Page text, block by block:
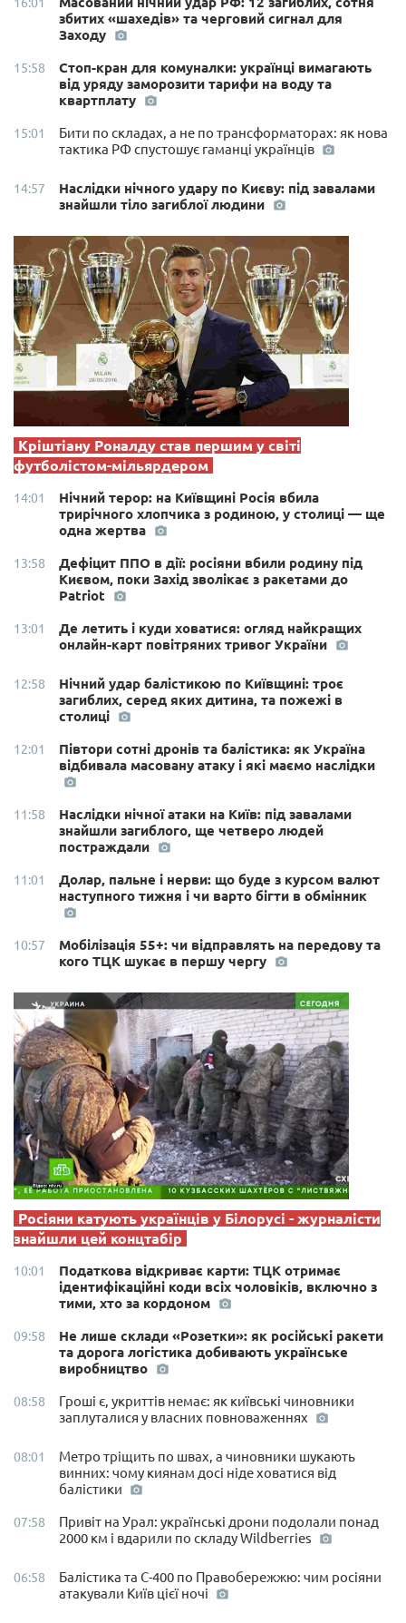
збитих «шахедів» та черговий сигнал для
Заходу
15:58
Стоп-кран для комуналки: українці вимагають
від уряду заморозити тарифи на воду та
квартплату
15:01
Бити по складах, а не по трансформаторах: як нова
тактика РФ спустошує гаманці українців
14:57
Наслідки нічного удару по Києву: під завалами
знайшли тіло загиблої людини
Кріштіану Роналду став першим у світі
футболістом-мільярдером
14:01
Нічний терор: на Київщині Росія вбила
трирічного хлопчика з родиною, у столиці — ще
одна жертва
13:58
Дефіцит ППО в дії: росіяни вбили родину під
Києвом, поки Захід зволікає з ракетами до
Patriot
13:01
Де летить і куди ховатися: огляд найкращих
онлайн-карт повітряних тривог України
12:58
Нічний удар балістикою по Київщині: троє
загиблих, серед яких дитина, та пожежі в
столиці
12:01
Півтори сотні дронів та балістика: як Україна
відбивала масовану атаку і які маємо наслідки
11:58
Наслідки нічної атаки на Київ: під завалами
знайшли загиблого, ще четверо людей
постраждали
11:01
Долар, пальне і нерви: що буде з курсом валют
наступного тижня і чи варто бігти в обмінник
10:57
Мобілізація 55+: чи відправлять на передову та
кого ТЦК шукає в першу чергу
Росіяни катують українців у Білорусі - журналісти
знайшли цей концтабір
10:01
Податкова відкриває карти: ТЦК отримає
ідентифікаційні коди всіх чоловіків, включно з
тими, хто за кордоном
09:58
Не лише склади «Розетки»: як російські ракети
та дорога логістика добивають українське
виробництво
08:58
Гроші є, укриттів немає: як київські чиновники
заплуталися у власних повноваженнях
08:01
Метро тріщить по швах, а чиновники шукають
винних: чому киянам досі ніде ховатися від
балістики
07:58
Привіт на Урал: українські дрони подолали понад
2000 км і вдарили по складу Wildberries
06:58
Балістика та С-400 по Правобережжю: чим росіяни
атакували Київ цієї ночі